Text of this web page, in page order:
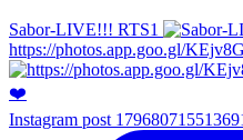
Sabor-LIVE!!! RTS1
https://photos.app.goo.gl/
Instagram post